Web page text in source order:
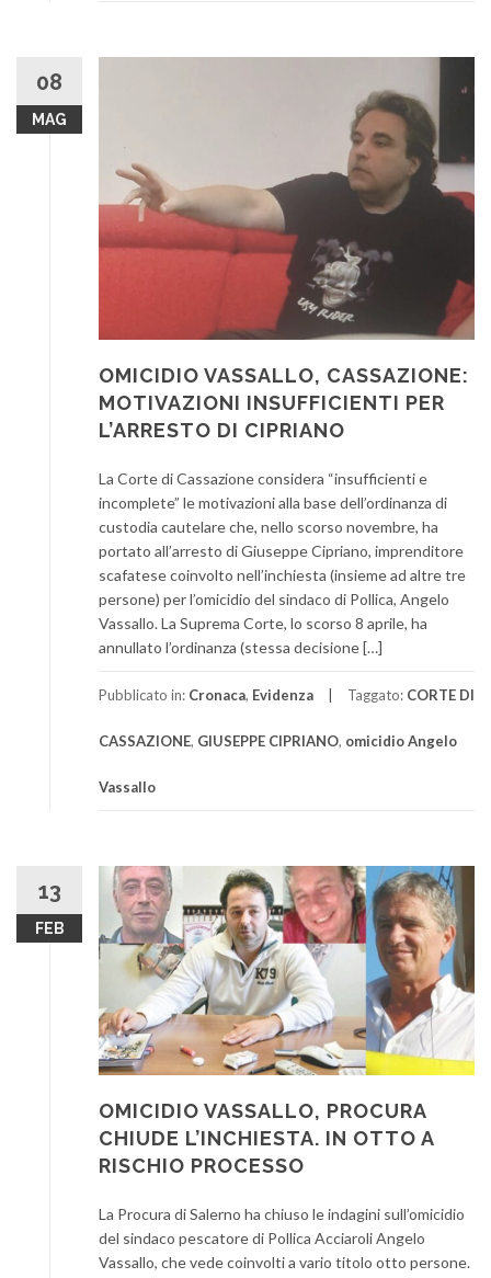
08
MAG
OMICIDIO VASSALLO, CASSAZIONE:
MOTIVAZIONI INSUFFICIENTI PER
L’ARRESTO DI CIPRIANO
La Corte di Cassazione considera “insufficienti e
incomplete” le motivazioni alla base dell’ordinanza di
custodia cautelare che, nello scorso novembre, ha
portato all’arresto di Giuseppe Cipriano, imprenditore
scafatese coinvolto nell’inchiesta (insieme ad altre tre
persone) per l’omicidio del sindaco di Pollica, Angelo
Vassallo. La Suprema Corte, lo scorso 8 aprile, ha
annullato l’ordinanza (stessa decisione […]
Pubblicato in: Cronaca, Evidenza Taggato: CORTE DI
CASSAZIONE, GIUSEPPE CIPRIANO, omicidio Angelo
Vassallo
13
FEB
OMICIDIO VASSALLO, PROCURA
CHIUDE L’INCHIESTA. IN OTTO A
RISCHIO PROCESSO
La Procura di Salerno ha chiuso le indagini sull’omicidio
del sindaco pescatore di Pollica Acciaroli Angelo
Vassallo, che vede coinvolti a vario titolo otto persone.